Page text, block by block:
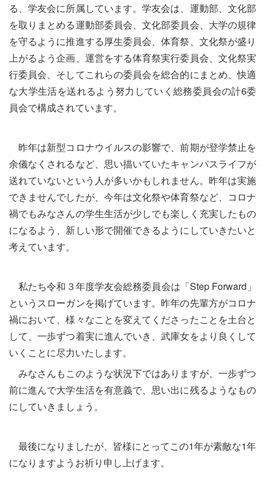
る、学友会に所属しています。学友会は、運動部、文化部
を取りまとめる運動部委員会、文化部委員会、大学の規律
を守るように推進する厚生委員会、体育祭、文化祭が盛り
上がるよう企画、運営をする体育祭実行委員会、文化祭実
行委員会、そしてこれらの委員会を総合的にまとめ、快適
な大学生活を送れるよう努力していく総務委員会の計6委
員会で構成されています。
昨年は新型コロナウイルスの影響で、前期が登学禁止を
余儀なくされるなど、思い描いていたキャンパスライフが
送れていないという人が多いかもしれません。昨年は実施
できませんでしたが、今年は文化祭や体育祭など、コロナ
禍でもみなさんの学生生活が少しでも楽しく充実したもの
になるよう、新しい形で開催できるようにしていきたいと
考えています。
私たち令和３年度学友会総務委員会は「Step Forward」
というスローガンを掲げています。昨年の先輩方がコロナ
禍において、様々なことを変えてくださったことを土台と
して、一歩ずつ着実に進んでいき、武庫女をより良くして
いくことに尽力いたします。
みなさんもこのような状況下ではありますが、一歩ずつ
前に進んで大学生活を有意義で、思い出に残るようなもの
にしていきましょう。
最後になりましたが、皆様にとってこの1年が素敵な1年
になりますようお祈り申し上げます。